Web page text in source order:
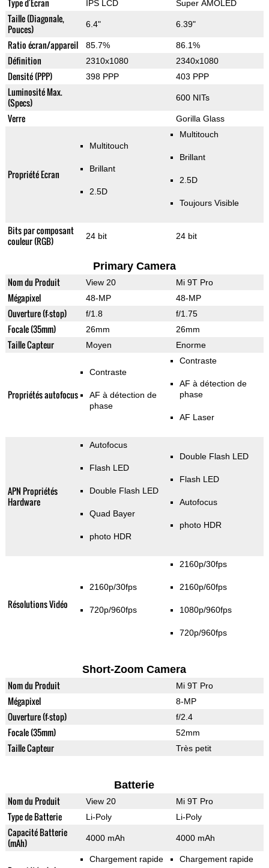
Type d'Ecran IPS LCD Super AMOLED
Taille (Diagonale,
Pouces)
6.4" 6.39"
Ratio écran/appareil 85.7% 86.1%
Définition 2310x1080 2340x1080
Densité (PPP) 398 PPP 403 PPP
Luminosité Max.
(Specs)
600 NITs
Verre Gorilla Glass
Propriété Ecran
Multitouch
Brillant
2.5D
Multitouch
Brillant
2.5D
Toujours Visible
Bits par composant
couleur (RGB)
24 bit 24 bit
Primary Camera
Nom du Produit View 20 Mi 9T Pro
Mégapixel 48-MP 48-MP
Ouverture (f-stop) f/1.8 f/1.75
Focale (35mm) 26mm 26mm
Taille Capteur Moyen Enorme
Propriétés autofocus
Contraste
AF à détection de
phase
Contraste
AF à détection de
phase
AF Laser
APN Propriétés
Hardware
Autofocus
Flash LED
Double Flash LED
Quad Bayer
photo HDR
Double Flash LED
Flash LED
Autofocus
photo HDR
Résolutions Vidéo
2160p/30fps
720p/960fps
2160p/30fps
2160p/60fps
1080p/960fps
720p/960fps
Short-Zoom Camera
Nom du Produit Mi 9T Pro
Mégapixel 8-MP
Ouverture (f-stop) f/2.4
Focale (35mm) 52mm
Taille Capteur Très petit
Batterie
Nom du Produit View 20 Mi 9T Pro
Type de Batterie Li-Poly Li-Poly
Capacité Batterie
(mAh)
4000 mAh 4000 mAh
Chargement rapide Chargement rapide